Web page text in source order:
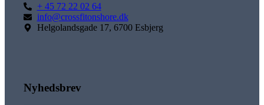
+ 45 72 22 02 64
info@crossfitonshore.dk
Helgolandsgade 17, 6700 Esbjerg
Nyhedsbrev